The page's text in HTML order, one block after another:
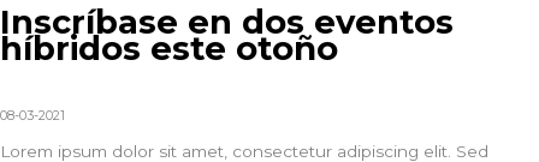
Inscríbase en dos eventos
híbridos este otoño
08-03-2021
Lorem ipsum dolor sit amet, consectetur adipiscing elit. Sed